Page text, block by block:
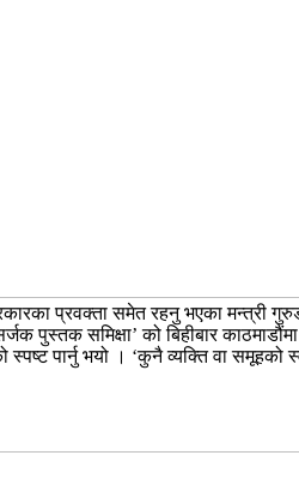
प्रवक्ता समेत रहनु भएका मन्त्री
पुस्तक समिक्षा’ को बिहीबार
स्पष्ट पार्नु भयो । ‘कुनै व्यक्ति वा